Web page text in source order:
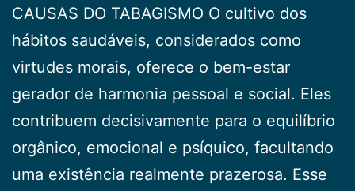
CAUSAS DO TABAGISMO O cultivo dos
hábitos saudáveis, considerados como
virtudes morais, oferece o bem-estar
gerador de harmonia pessoal e social. Eles
contribuem decisivamente para o equilíbrio
orgânico, emocional e psíquico, facultando
uma existência realmente prazerosa. Esse